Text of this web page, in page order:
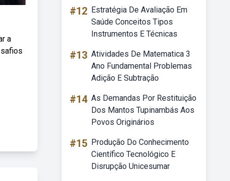
a
#12 Estratégia De Avaliação Em
Saúde Conceitos Tipos
Instrumentos E Técnicas
#13 Atividades De Matematica 3
Ano Fundamental Problemas
Adição E Subtração
#14 As Demandas Por Restituição
Dos Mantos Tupinambás Aos
Povos Originários
#15 Produção Do Conhecimento
Científico Tecnológico E
Disrupção Unicesumar